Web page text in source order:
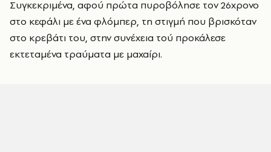
Συγκεκριμένα, αφού πρώτα πυροβόλησε τον 26χρονο
στο κεφάλι με ένα φλόμπερ, τη στιγμή που βρισκόταν
στο κρεβάτι του, στην συνέχεια τού προκάλεσε
εκτεταμένα τραύματα με μαχαίρι.